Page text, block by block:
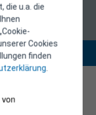
die u.a. die
Cookies
finden
.